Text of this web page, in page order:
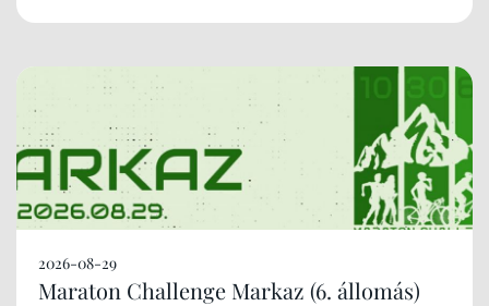
2026-08-29
Maraton Challenge Markaz (6. állomás)